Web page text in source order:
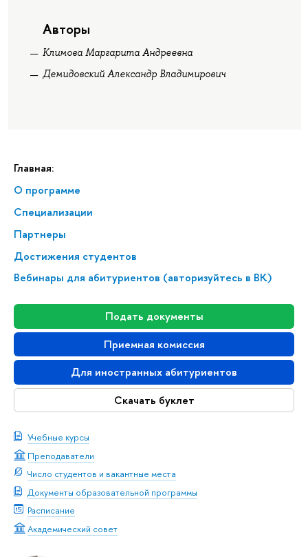
Главная:
О программе
Спе­ци­а­ли­за­ции
Партнеры
Достижения студентов
Вебинары для абитуриентов (авторизуйтесь в ВК)
Подать документы
Приемная комиссия
Для иностранных абитуриентов
Скачать буклет
Учебные курсы
Преподаватели
Число студентов и вакантные места
Документы образовательной программы
Расписание
Академический совет
Авторы
Климова Маргарита Андреевна
Демидовский Александр Владимирович